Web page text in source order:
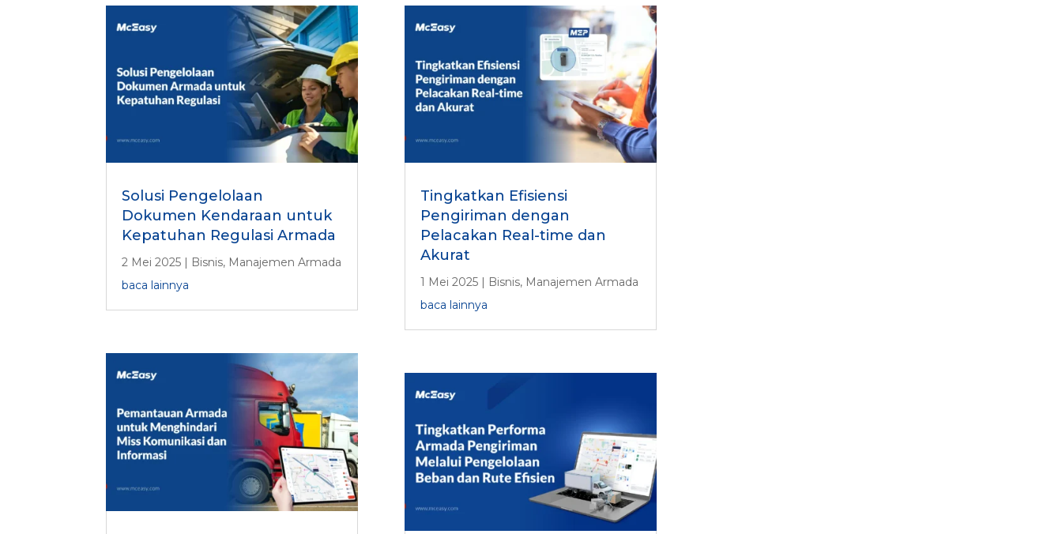
Solusi Pengelolaan
Dokumen Kendaraan untuk
Kepatuhan Regulasi Armada
2 Mei 2025 | Bisnis, Manajemen Armada
baca lainnya
Tingkatkan Efisiensi
Pengiriman dengan
Pelacakan Real-time dan
Akurat
1 Mei 2025 | Bisnis, Manajemen Armada
baca lainnya